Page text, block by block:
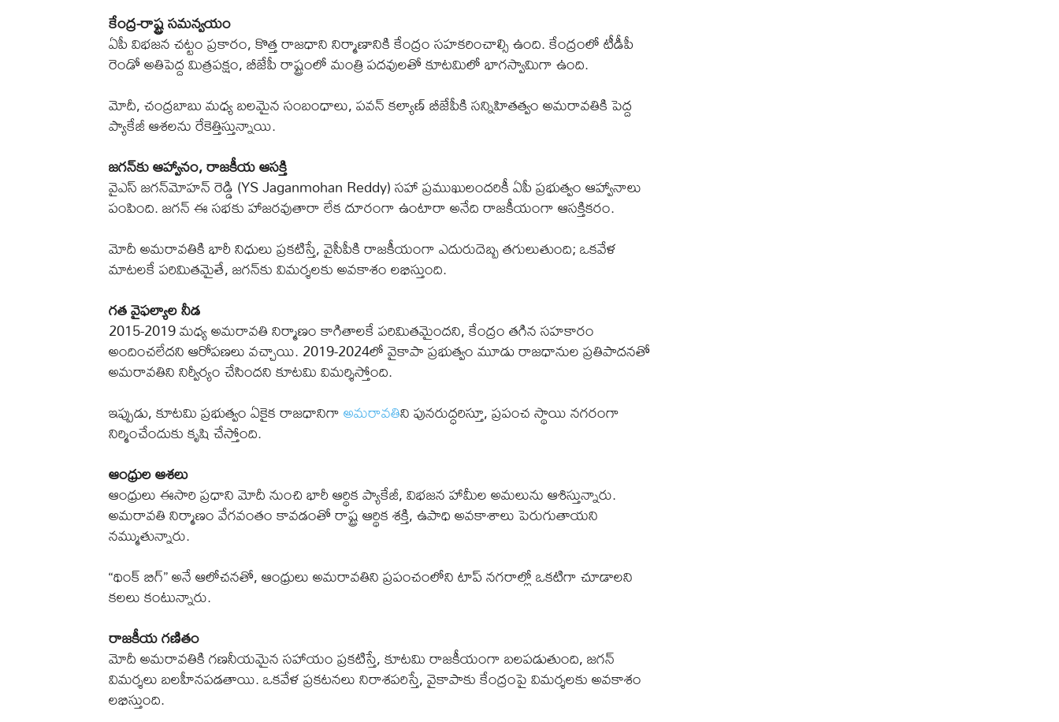
కేంద్ర-రాష్ట్ర సమన్వయం
ఏపీ విభజన చట్టం ప్రకారం, కొత్త రాజధాని నిర్మాణానికి కేంద్రం సహకరించాల్సి ఉంది. కేంద్రంలో టీడీపీ
రెండో అతిపెద్ద మిత్రపక్షం, బీజేపీ రాష్ట్రంలో మంత్రి పదవులతో కూటమిలో భాగస్వామిగా ఉంది.
మోదీ, చంద్రబాబు మధ్య బలమైన సంబంధాలు, పవన్ కల్యాణ్ బీజేపీకి సన్నిహితత్వం అమరావతికి పెద్ద
ప్యాకేజీ ఆశలను రేకెత్తిస్తున్నాయి.
జగన్‌కు ఆహ్వానం, రాజకీయ ఆసక్తి
వైఎస్ జగన్‌మోహన్ రెడ్డి (YS Jaganmohan Reddy) సహా ప్రముఖులందరికీ ఏపీ ప్రభుత్వం ఆహ్వానాలు
పంపింది. జగన్ ఈ సభకు హాజరవుతారా లేక దూరంగా ఉంటారా అనేది రాజకీయంగా ఆసక్తికరం.
మోదీ అమరావతికి భారీ నిధులు ప్రకటిస్తే, వైసీపీకి రాజకీయంగా ఎదురుదెబ్బ తగులుతుంది; ఒకవేళ
మాటలకే పరిమితమైతే, జగన్‌కు విమర్శలకు అవకాశం లభిస్తుంది.
గత వైఫల్యాల నీడ
2015-2019 మధ్య అమరావతి నిర్మాణం కాగితాలకే పరిమితమైందని, కేంద్రం తగిన సహకారం
అందించలేదని ఆరోపణలు వచ్చాయి. 2019-2024లో వైకాపా ప్రభుత్వం మూడు రాజధానుల ప్రతిపాదనతో
అమరావతిని నిర్వీర్యం చేసిందని కూటమి విమర్శిస్తోంది.
ఇప్పుడు, కూటమి ప్రభుత్వం ఏకైక రాజధానిగాఅమరావతిని పునరుద్ధరిస్తూ, ప్రపంచ స్థాయి నగరంగా
నిర్మించేందుకు కృషి చేస్తోంది.
ఆంధ్రుల ఆశలు
ఆంధ్రులు ఈసారి ప్రధాని మోదీ నుంచి భారీ ఆర్థిక ప్యాకేజీ, విభజన హామీల అమలును ఆశిస్తున్నారు.
అమరావతి నిర్మాణం వేగవంతం కావడంతో రాష్ట్ర ఆర్థిక శక్తి, ఉపాధి అవకాశాలు పెరుగుతాయని
నమ్ముతున్నారు.
“థింక్ బిగ్” అనే ఆలోచనతో, ఆంధ్రులు అమరావతిని ప్రపంచంలోని టాప్ నగరాల్లో ఒకటిగా చూడాలని
కలలు కంటున్నారు.
రాజకీయ గణితం
మోదీ అమరావతికి గణనీయమైన సహాయం ప్రకటిస్తే, కూటమి రాజకీయంగా బలపడుతుంది, జగన్
విమర్శలు బలహీనపడతాయి. ఒకవేళ ప్రకటనలు నిరాశపరిస్తే, వైకాపాకు కేంద్రంపై విమర్శలకు అవకాశం
లభిస్తుంది.